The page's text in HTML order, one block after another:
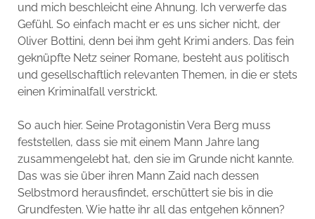
und mich beschleicht eine Ahnung. Ich verwerfe das
Gefühl. So einfach macht er es uns sicher nicht, der
Oliver Bottini, denn bei ihm geht Krimi anders. Das fein
geknüpfte Netz seiner Romane, besteht aus politisch
und gesellschaftlich relevanten Themen, in die er stets
einen Kriminalfall verstrickt.
So auch hier. Seine Protagonistin Vera Berg muss
feststellen, dass sie mit einem Mann Jahre lang
zusammengelebt hat, den sie im Grunde nicht kannte.
Das was sie über ihren Mann Zaid nach dessen
Selbstmord herausfindet, erschüttert sie bis in die
Grundfesten. Wie hatte ihr all das entgehen können?